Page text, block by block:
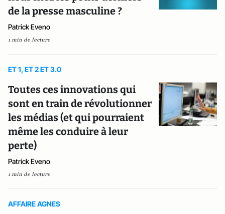
de la presse masculine ?
Patrick Eveno
1 min de lecture
ET 1, ET 2 ET 3.0
Toutes ces innovations qui
sont en train de révolutionner
les médias (et qui pourraient
même les conduire à leur
perte)
Patrick Eveno
1 min de lecture
AFFAIRE AGNES